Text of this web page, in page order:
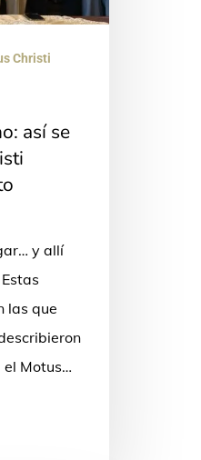
Christi
así se
y allí
las que
el Motus…